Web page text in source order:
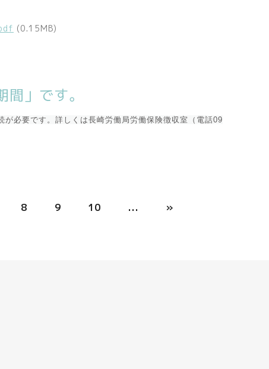
(0.15MB)
」です。
必要です。詳しくは長崎労働局労働保険徴収室（電話09
8 9 10 ... »